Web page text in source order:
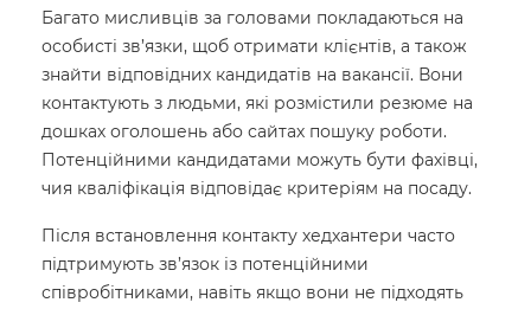
Багато мисливців за головами покладаються на
особисті зв’язки, щоб отримати клієнтів, а також
знайти відповідних кандидатів на вакансії. Вони
контактують з людьми, які розмістили резюме на
дошках оголошень або сайтах пошуку роботи.
Потенційними кандидатами можуть бути фахівці,
чия кваліфікація відповідає критеріям на посаду.
Після встановлення контакту хедхантери часто
підтримують зв’язок із потенційними
співробітниками, навіть якщо вони не підходять